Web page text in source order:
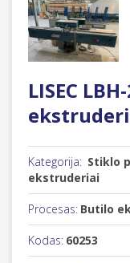
LISEC
Kategorija: Stiklo
ekstruderiai
Procesas: Butilo
Kodas: 60253